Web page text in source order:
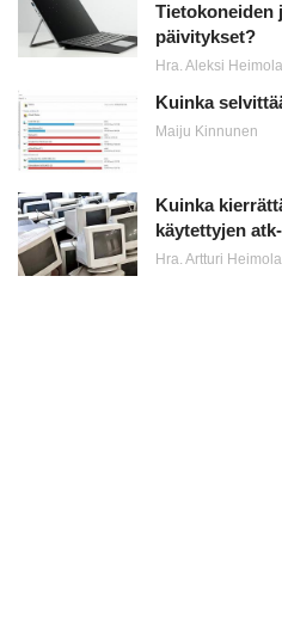
Tietokoneiden
päivitykset?
Hra. Aleksi Heimola
Kuinka
Maiju Kinnunen
Kuinka
käytettyjen
Hra. Artturi Heimola